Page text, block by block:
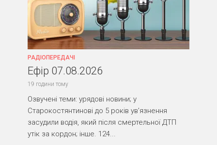
РАДІОПЕРЕДАЧІ
Ефір 07.08.2026
19 години тому
Озвучені теми: урядові новини; у
Старокостянтинові до 5 років ув’язнення
засудили водія, який після смертельної ДТП
утік за кордон; інше. 124...